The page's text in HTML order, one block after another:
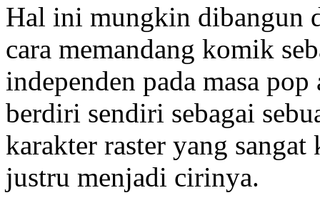
Hal ini mungkin dibangun
cara memandang komik
independen pada masa
berdiri sendiri sebagai
karakter raster yang sangat
justru menjadi cirinya.